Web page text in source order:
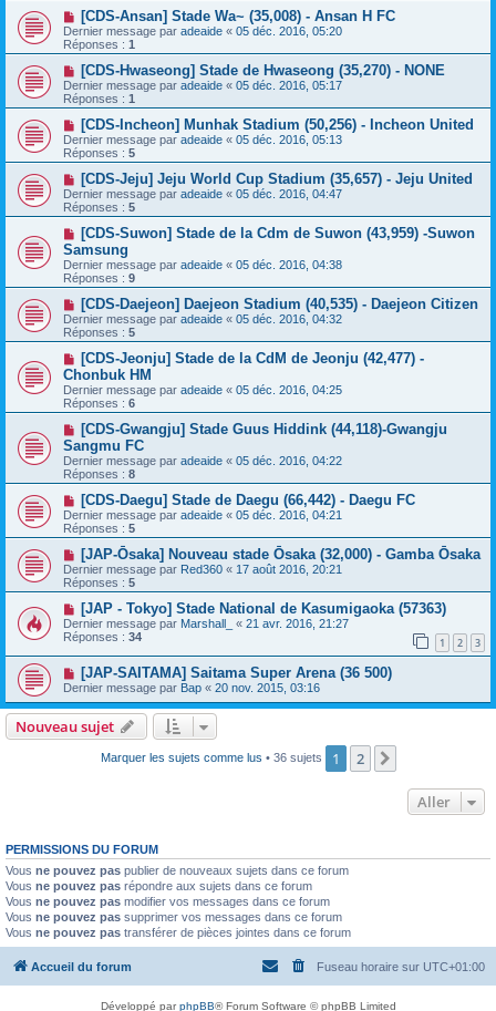
[CDS-Ansan] Stade Wa~ (35,008) - Ansan H FC
Dernier message par adeaide « 05 déc. 2016, 05:20
Réponses : 1
[CDS-Hwaseong] Stade de Hwaseong (35,270) - NONE
Dernier message par adeaide « 05 déc. 2016, 05:17
Réponses : 1
[CDS-Incheon] Munhak Stadium (50,256) - Incheon United
Dernier message par adeaide « 05 déc. 2016, 05:13
Réponses : 5
[CDS-Jeju] Jeju World Cup Stadium (35,657) - Jeju United
Dernier message par adeaide « 05 déc. 2016, 04:47
Réponses : 5
[CDS-Suwon] Stade de la Cdm de Suwon (43,959) -Suwon
Samsung
Dernier message par adeaide « 05 déc. 2016, 04:38
Réponses : 9
[CDS-Daejeon] Daejeon Stadium (40,535) - Daejeon Citizen
Dernier message par adeaide « 05 déc. 2016, 04:32
Réponses : 5
[CDS-Jeonju] Stade de la CdM de Jeonju (42,477) -
Chonbuk HM
Dernier message par adeaide « 05 déc. 2016, 04:25
Réponses : 6
[CDS-Gwangju] Stade Guus Hiddink (44,118)-Gwangju
Sangmu FC
Dernier message par adeaide « 05 déc. 2016, 04:22
Réponses : 8
[CDS-Daegu] Stade de Daegu (66,442) - Daegu FC
Dernier message par adeaide « 05 déc. 2016, 04:21
Réponses : 5
[JAP-Ōsaka] Nouveau stade Ōsaka (32,000) - Gamba Ōsaka
Dernier message par Red360 « 17 août 2016, 20:21
Réponses : 5
[JAP - Tokyo] Stade National de Kasumigaoka (57363)
Dernier message par Marshall_ « 21 avr. 2016, 21:27
Réponses : 34 1 2 3
[JAP-SAITAMA] Saitama Super Arena (36 500)
Dernier message par Bap « 20 nov. 2015, 03:16
Nouveau sujet
Marquer les sujets comme lus • 36 sujets 1 2
Aller
PERMISSIONS DU FORUM
Vous ne pouvez pas publier de nouveaux sujets dans ce forum
Vous ne pouvez pas répondre aux sujets dans ce forum
Vous ne pouvez pas modifier vos messages dans ce forum
Vous ne pouvez pas supprimer vos messages dans ce forum
Vous ne pouvez pas transférer de pièces jointes dans ce forum
Accueil du forum Fuseau horaire sur UTC+01:00
Développé parphpBB® Forum Software © phpBB Limited